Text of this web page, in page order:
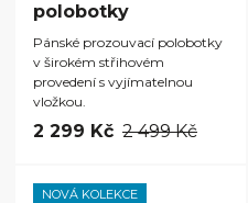
polobotky
Pánské prozouvací polobotky
v širokém střihovém
provedení s vyjímatelnou
vložkou.
2 299 Kč 2 499 Kč
NOVÁ KOLEKCE